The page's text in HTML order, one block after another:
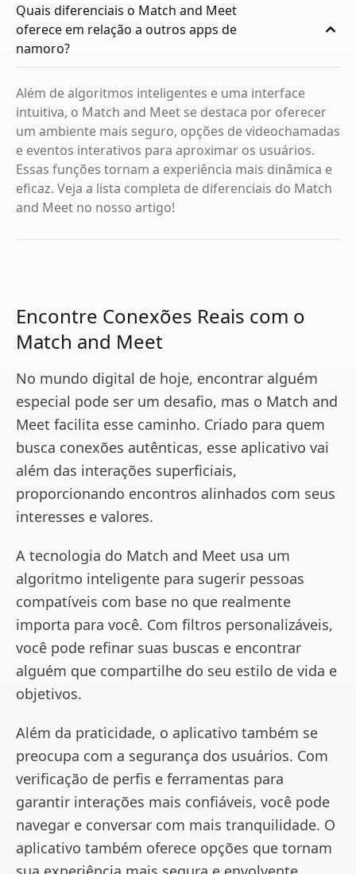
Quais diferenciais o Match and Meet
oferece em relação a outros apps de
namoro?
Além de algoritmos inteligentes e uma interface
intuitiva, o Match and Meet se destaca por oferecer
um ambiente mais seguro, opções de videochamadas
e eventos interativos para aproximar os usuários.
Essas funções tornam a experiência mais dinâmica e
eficaz. Veja a lista completa de diferenciais do Match
and Meet no nosso artigo!
Encontre Conexões Reais com o
Match and Meet
No mundo digital de hoje, encontrar alguém
especial pode ser um desafio, mas o Match and
Meet facilita esse caminho. Criado para quem
busca conexões autênticas, esse aplicativo vai
além das interações superficiais,
proporcionando encontros alinhados com seus
interesses e valores.
A tecnologia do Match and Meet usa um
algoritmo inteligente para sugerir pessoas
compatíveis com base no que realmente
importa para você. Com filtros personalizáveis,
você pode refinar suas buscas e encontrar
alguém que compartilhe do seu estilo de vida e
objetivos.
Além da praticidade, o aplicativo também se
preocupa com a segurança dos usuários. Com
verificação de perfis e ferramentas para
garantir interações mais confiáveis, você pode
navegar e conversar com mais tranquilidade. O
aplicativo também oferece opções que tornam